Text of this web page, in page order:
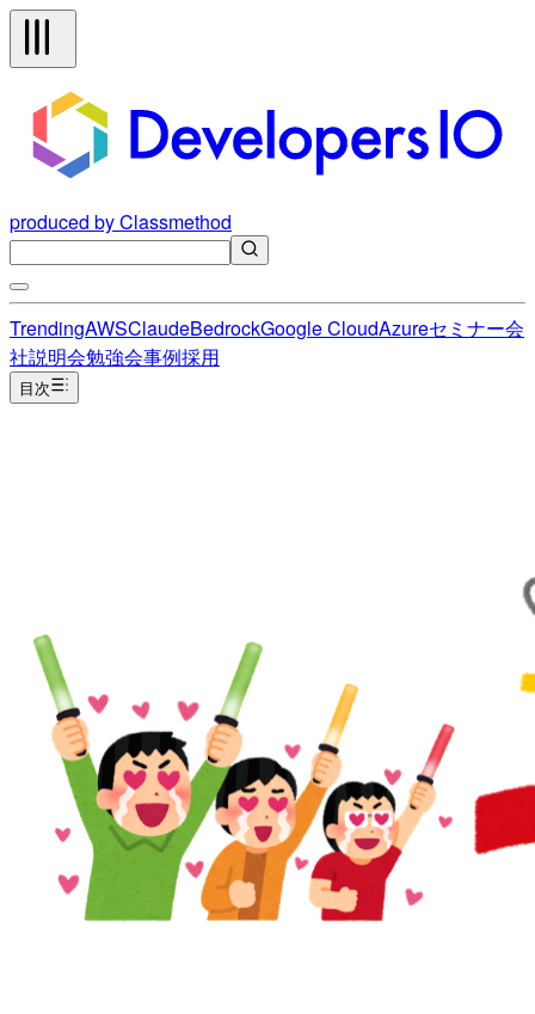
produced by Classmethod
TrendingAWSClaudeBedrockGoogle CloudAzureセミナー会
社説明会勉強会事例採用
目次